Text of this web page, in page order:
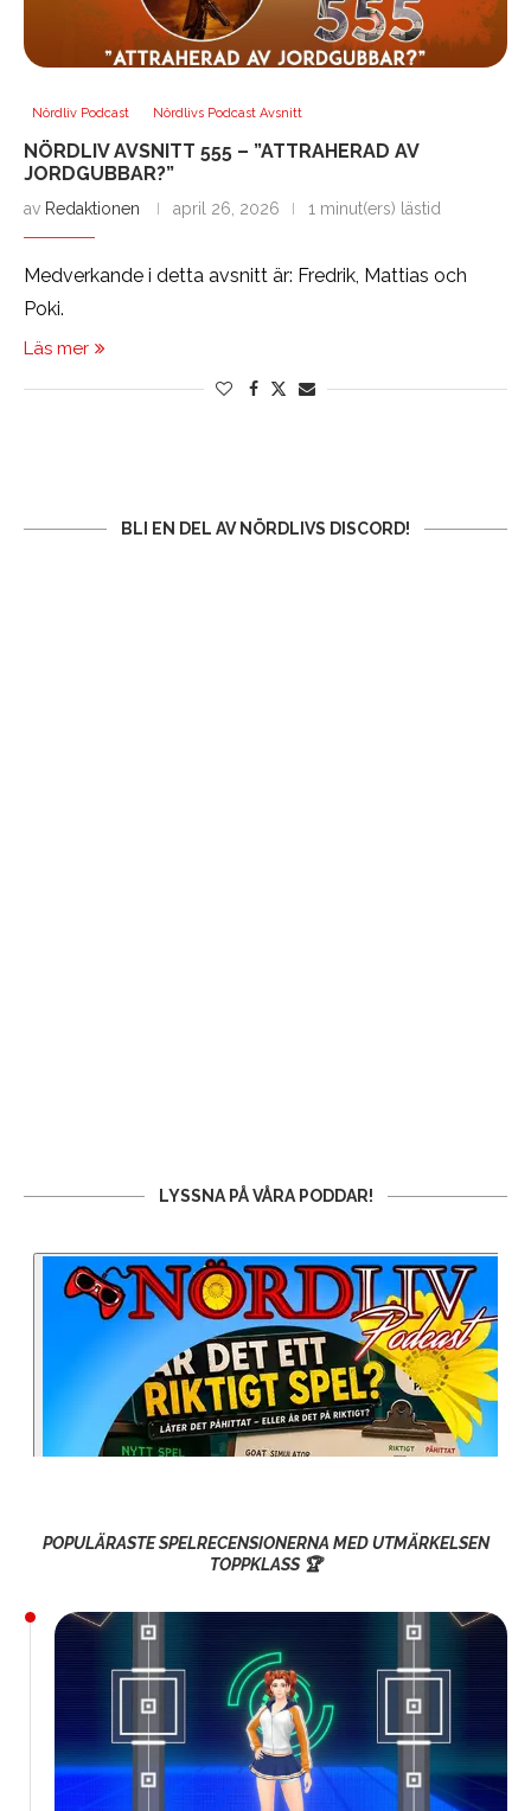
Nördliv Podcast Nördlivs Podcast Avsnitt
NÖRDLIV AVSNITT 555 – ”ATTRAHERAD AV
JORDGUBBAR?”
av Redaktionen april 26, 2026 1 minut(ers) lästid
Medverkande i detta avsnitt är: Fredrik, Mattias och
Poki.
Läs mer
BLI EN DEL AV NÖRDLIVS DISCORD!
LYSSNA PÅ VÅRA PODDAR!
POPULÄRASTE SPELRECENSIONERNA MED UTMÄRKELSEN
TOPPKLASS 🏆